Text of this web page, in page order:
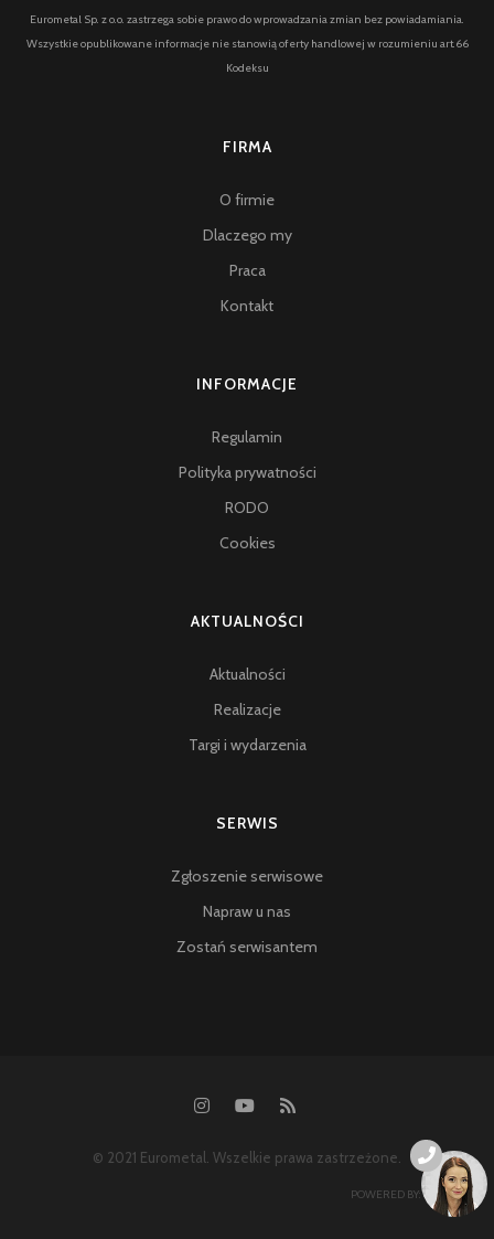
Eurometal Sp. z o.o. zastrzega sobie prawo do wprowadzania zmian bez powiadamiania.
Wszystkie opublikowane informacje nie stanowią oferty handlowej w rozumieniu art.66
Kodeksu
FIRMA
O firmie
Dlaczego my
Praca
Kontakt
INFORMACJE
Regulamin
Polityka prywatności
RODO
Cookies
AKTUALNOŚCI
Aktualności
Realizacje
Targi i wydarzenia
SERWIS
Zgłoszenie serwisowe
Napraw u nas
Zostań serwisantem
© 2021 Eurometal. Wszelkie prawa zastrzeżone.
POWERED BY:SYSONLINE